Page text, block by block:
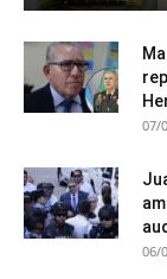
07/
06/